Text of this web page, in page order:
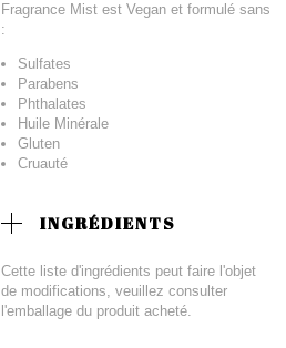
Fragrance Mist est Vegan et formulé sans
:
Sulfates
Parabens
Phthalates
Huile Minérale
Gluten
Cruauté
INGRÉDIENTS
Cette liste d'ingrédients peut faire l'objet
de modifications, veuillez consulter
l'emballage du produit acheté.